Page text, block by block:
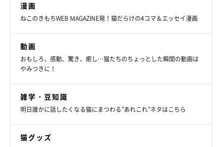
漫画
ねこのきもちWEB MAGAZINE発！猫だらけの4コマ＆エッセイ漫画
動画
おもしろ、感動、驚き、癒し…猫たちのちょっとした瞬間の動画は
やみつきに！
雑学・豆知識
明日誰かに話したくなる猫にまつわる”あれこれ”ネタはこちら
猫グッズ